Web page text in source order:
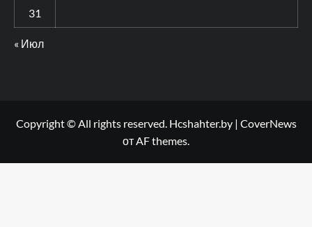
31
« Июл
Copyright © All rights reserved. Hcshahter.by | CoverNews
от AF themes.